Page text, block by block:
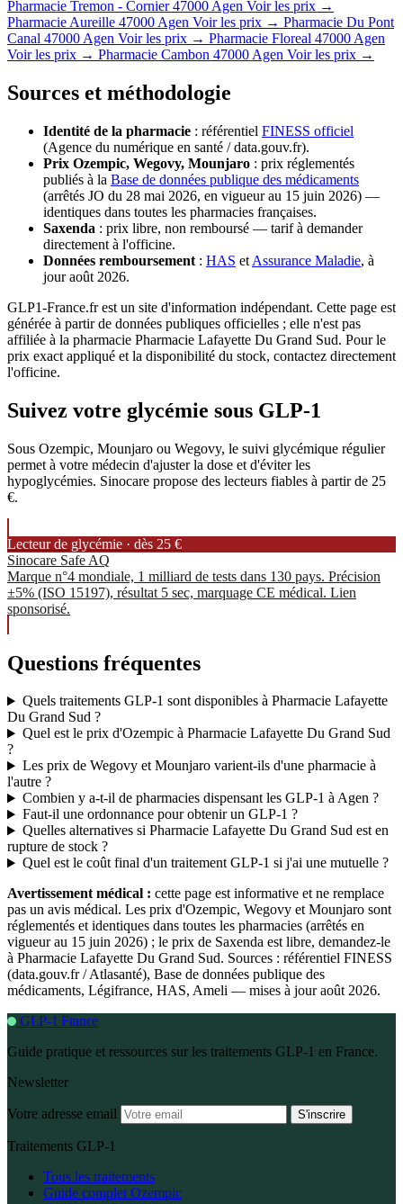
Pharmacie Tremon - Cornier 47000 Agen Voir les prix →
Pharmacie Aureille 47000 Agen Voir les prix → Pharmacie Du Pont
Canal 47000 Agen Voir les prix → Pharmacie Floreal 47000 Agen
Voir les prix → Pharmacie Cambon 47000 Agen Voir les prix →
Sources et méthodologie
Identité de la pharmacie : référentiel FINESS officiel
(Agence du numérique en santé / data.gouv.fr).
Prix Ozempic, Wegovy, Mounjaro : prix réglementés
publiés à la Base de données publique des médicaments
(arrêtés JO du 28 mai 2026, en vigueur au 15 juin 2026) —
identiques dans toutes les pharmacies françaises.
Saxenda : prix libre, non remboursé — tarif à demander
directement à l'officine.
Données remboursement : HAS et Assurance Maladie, à
jour août 2026.
GLP1-France.fr est un site d'information indépendant. Cette page est
générée à partir de données publiques officielles ; elle n'est pas
affiliée à la pharmacie Pharmacie Lafayette Du Grand Sud. Pour le
prix exact appliqué et la disponibilité du stock, contactez directement
l'officine.
Suivez votre glycémie sous GLP-1
Sous Ozempic, Mounjaro ou Wegovy, le suivi glycémique régulier
permet à votre médecin d'ajuster la dose et d'éviter les
hypoglycémies. Sinocare propose des lecteurs fiables à partir de 25
€.
Lecteur de glycémie · dès 25 €
Sinocare Safe AQ
Marque n°4 mondiale, 1 milliard de tests dans 130 pays. Précision
±5% (ISO 15197), résultat 5 sec, marquage CE médical. Lien
sponsorisé.
Questions fréquentes
Quels traitements GLP-1 sont disponibles à Pharmacie Lafayette
Du Grand Sud ?
Quel est le prix d'Ozempic à Pharmacie Lafayette Du Grand Sud
?
Les prix de Wegovy et Mounjaro varient-ils d'une pharmacie à
l'autre ?
Combien y a-t-il de pharmacies dispensant les GLP-1 à Agen ?
Faut-il une ordonnance pour obtenir un GLP-1 ?
Quelles alternatives si Pharmacie Lafayette Du Grand Sud est en
rupture de stock ?
Quel est le coût final d'un traitement GLP-1 si j'ai une mutuelle ?
Avertissement médical : cette page est informative et ne remplace
pas un avis médical. Les prix d'Ozempic, Wegovy et Mounjaro sont
réglementés et identiques dans toutes les pharmacies (arrêtés en
vigueur au 15 juin 2026) ; le prix de Saxenda est libre, demandez-le
à Pharmacie Lafayette Du Grand Sud. Sources : référentiel FINESS
(data.gouv.fr / Atlasanté), Base de données publique des
médicaments, Légifrance, HAS, Ameli — mises à jour août 2026.
GLP-1 France
Guide pratique et ressources sur les traitements GLP-1 en France.
Newsletter
Votre adresse email S'inscrire
Traitements GLP-1
Tous les traitements
Guide complet Ozempic